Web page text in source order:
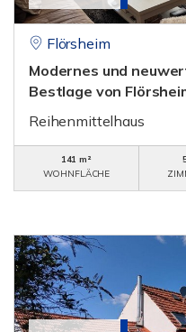
Flörsheim
Modernes und
Bestlage von
Reihenmittelhaus
141 m²
WOHNFLÄCHE